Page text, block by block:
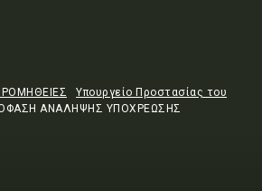
Υπουργείο Προστασίας του
ΑΝΑΛΗΨΗΣ ΥΠΟΧΡΕΩΣΗΣ